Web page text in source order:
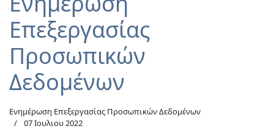
Επεξεργασίας
Προσωπικών
Δεδομένων
Ενημέρωση Επεξεργασίας Προσωπικών Δεδομένων
07 Ιουλιου 2022